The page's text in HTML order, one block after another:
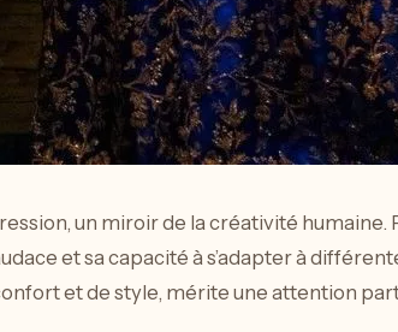
un miroir de la créativité
et sa capacité à s’adapter à
et de style, mérite une attention